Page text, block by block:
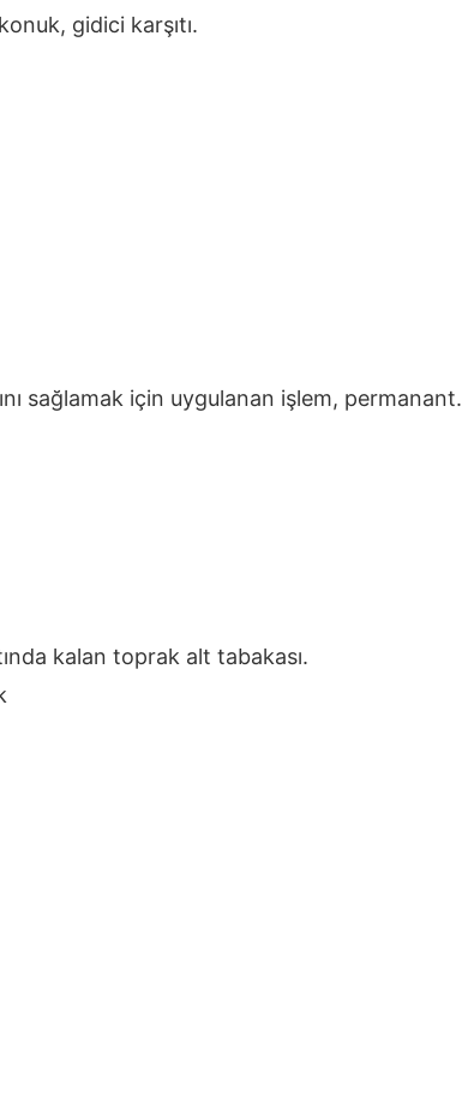
gidici karşıtı.
sağlamak için uygulanan işlem, permanant.
kalan toprak alt tabakası.